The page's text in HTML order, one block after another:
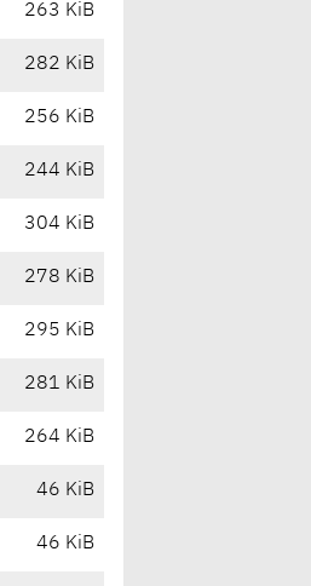
263 KiB
282 KiB
256 KiB
244 KiB
304 KiB
278 KiB
295 KiB
281 KiB
264 KiB
46 KiB
46 KiB